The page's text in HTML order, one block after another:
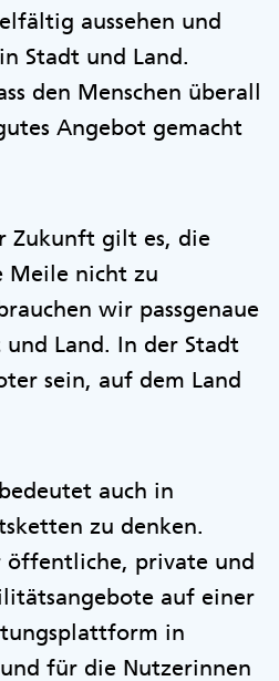
aussehen und
Stadt und Land.
den Menschen überall
Angebot gemacht
Zukunft gilt es, die
Meile nicht zu
wir passgenaue
Land. In der Stadt
sein, auf dem Land
auch in
zu denken.
öffentliche, private und
auf einer
in
für die Nutzerinnen